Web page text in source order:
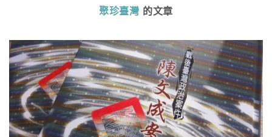
聚珍臺灣 的文章